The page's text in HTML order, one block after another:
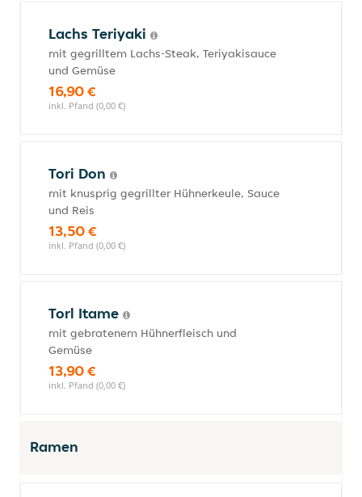
Lachs Teriyaki
mit gegrilltem Lachs-Steak, Teriyakisauce
und Gemüse
16,90 €
inkl. Pfand (0,00 €)
Tori Don
mit knusprig gegrillter Hühnerkeule, Sauce
und Reis
13,50 €
inkl. Pfand (0,00 €)
Torl Itame
mit gebratenem Hühnerfleisch und
Gemüse
13,90 €
inkl. Pfand (0,00 €)
Ramen